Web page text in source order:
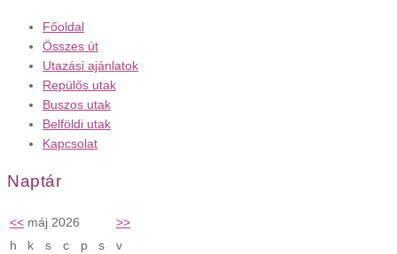
Főoldal
Összes út
Utazási ajánlatok
Repülős utak
Buszos utak
Belföldi utak
Kapcsolat
Naptár
<< máj 2026
>>
h
k s c p s
v